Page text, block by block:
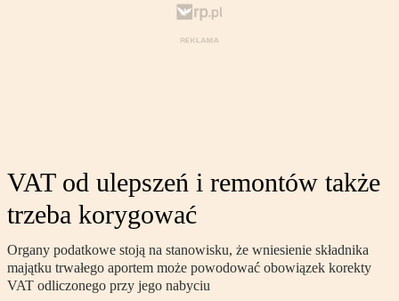
VAT od ulepszeń i remontów także
trzeba korygować
Organy podatkowe stoją na stanowisku, że wniesienie składnika
majątku trwałego aportem może powodować obowiązek korekty
VAT odliczonego przy jego nabyciu